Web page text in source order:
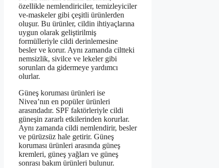
özellikle nemlendiriciler, temizleyiciler
ve-maskeler gibi çeşitli ürünlerden
oluşur. Bu ürünler, cildin ihtiyaçlarına
uygun olarak geliştirilmiş
formülleriyle cildi derinlemesine
besler ve korur. Aynı zamanda ciltteki
nemsizlik, sivilce ve lekeler gibi
sorunları da gidermeye yardımcı
olurlar.
Güneş koruması ürünleri ise
Nivea’nın en popüler ürünleri
arasındadır. SPF faktörleriyle cildi
güneşin zararlı etkilerinden korurlar.
Aynı zamanda cildi nemlendirir, besler
ve pürüzsüz hale getirir. Güneş
koruması ürünleri arasında güneş
kremleri, güneş yağları ve güneş
sonrası bakım ürünleri bulunur.